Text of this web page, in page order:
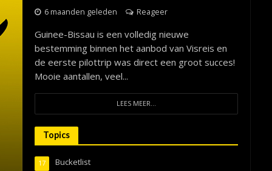
6 maanden geleden Reageer
Guinee-Bissau is een volledig nieuwe
bestemming binnen het aanbod van Visreis en
de eerste pilottrip was direct een groot succes!
Mooie aantallen, veel...
LEES MEER...
Topics
Bucketlist
17